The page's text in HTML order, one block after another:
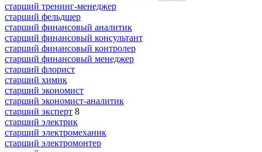
старший тренинг-менеджер
старший фельдшер
старший финансовый аналитик
старший финансовый консультант
старший финансовый контролер
старший финансовый менеджер
старший флорист
старший химик
старший экономист
старший экономист-аналитик
старший эксперт 8
старший электрик
старший электромеханик
старший электромонтер